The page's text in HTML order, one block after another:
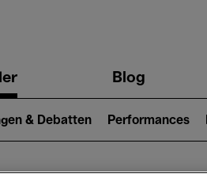
Blog
& Debatten Performances